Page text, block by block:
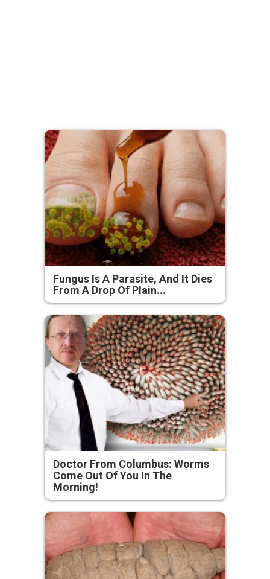
Fungus Is A Parasite, And It Dies
From A Drop Of Plain...
Doctor From Columbus: Worms
Come Out Of You In The
Morning!